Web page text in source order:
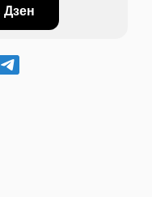
Дзен